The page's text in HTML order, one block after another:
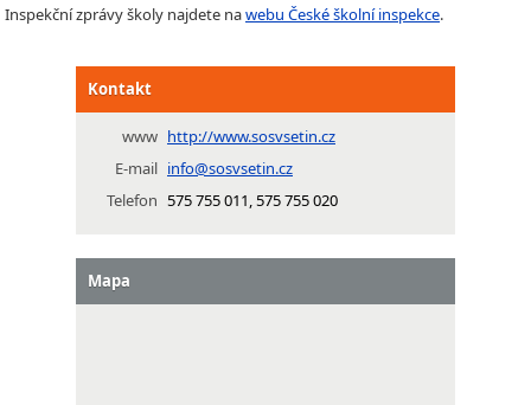
Inspekční zprávy školy najdete nawebu České školní inspekce.
Kontakt
www http://www.sosvsetin.cz
E-mail info@sosvsetin.cz
Telefon 575 755 011, 575 755 020
Mapa